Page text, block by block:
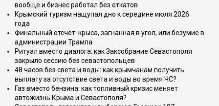
вообще и бизнес работал без откатов
Крымский туризм нащупал дно к середине июля 2026
года
Финальный отсчёт: крыса, загнанная в угол, или безумие в
администрации Трампа
Ритуал вместо диалога: как Заксобрание Севастополя
закрыло сессию без севастопольцев
48 часов без света и воды: как крымчанам получить
выплату за отсутствие света и воды во время ЧС?
Газ вместо бензина: как топливный кризис меняет
автожизнь Крыма и Севастополя?